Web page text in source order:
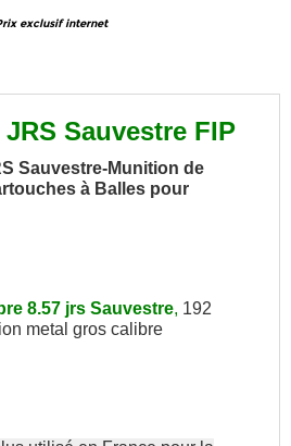
exclusif internet
Sauvestre FIP
Sauvestre-Munition de
à Balles pour
8.57 jrs Sauvestre, 192
metal gros calibre